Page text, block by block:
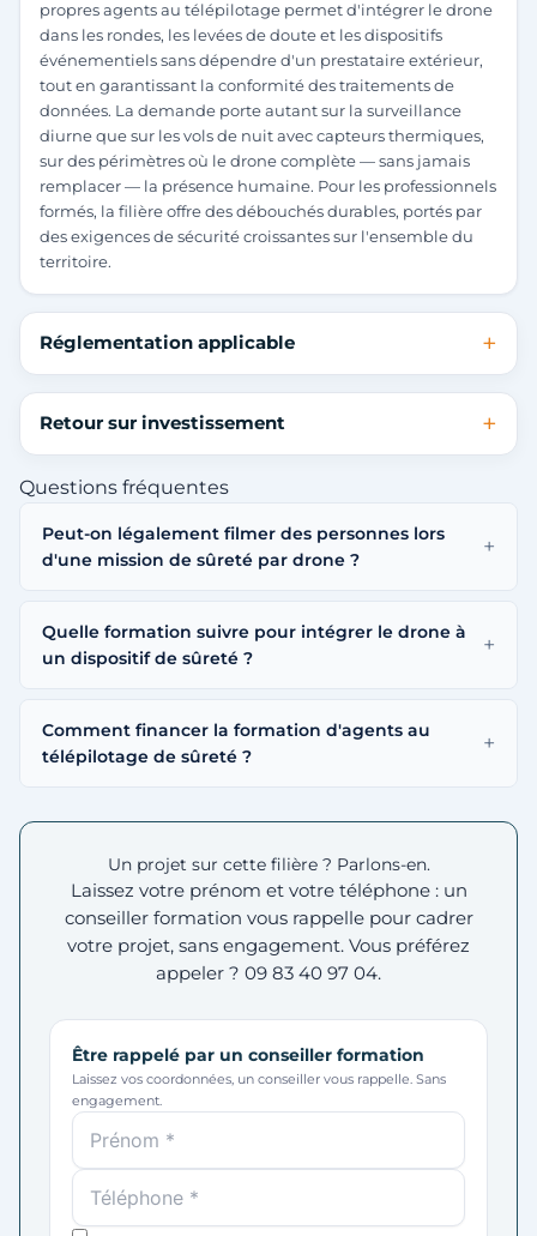
propres agents au télépilotage permet d'intégrer le drone
dans les rondes, les levées de doute et les dispositifs
événementiels sans dépendre d'un prestataire extérieur,
tout en garantissant la conformité des traitements de
données. La demande porte autant sur la surveillance
diurne que sur les vols de nuit avec capteurs thermiques,
sur des périmètres où le drone complète — sans jamais
remplacer — la présence humaine. Pour les professionnels
formés, la filière offre des débouchés durables, portés par
des exigences de sécurité croissantes sur l'ensemble du
territoire.
Réglementation applicable
Retour sur investissement
Questions fréquentes
Peut-on légalement filmer des personnes lors
d'une mission de sûreté par drone ?
Quelle formation suivre pour intégrer le drone à
un dispositif de sûreté ?
Comment financer la formation d'agents au
télépilotage de sûreté ?
Un projet sur cette filière ? Parlons-en.
Laissez votre prénom et votre téléphone : un
conseiller formation vous rappelle pour cadrer
votre projet, sans engagement. Vous préférez
appeler ? 09 83 40 97 04.
Être rappelé par un conseiller formation
Laissez vos coordonnées, un conseiller vous rappelle. Sans
engagement.